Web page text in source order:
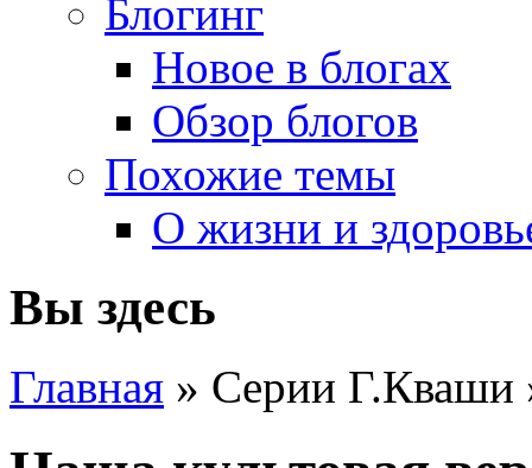
Блогинг
Новое в блогах
Обзор блогов
Похожие темы
О жизни и
Вы здесь
Главная » Серии